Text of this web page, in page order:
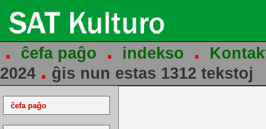
. ĉefa paĝo . indekso .
2024 . ĝis nun estas 1312 tekstoj
ĉefa paĝo